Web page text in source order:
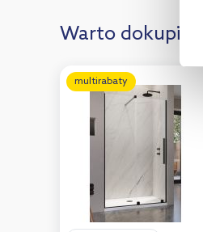
Warto dokupić:
multirabaty